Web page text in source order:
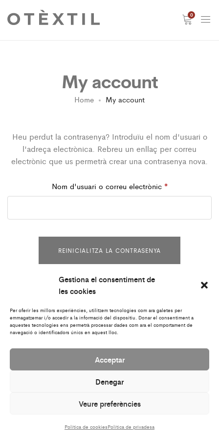
Gestiona el consentiment de
les cookies
Per oferir les millors experiències, utilitzem tecnologies com ara galetes per
emmagatzemar i/o accedir a la informació del dispositiu. Donar el consentiment a
aquestes tecnologies ens permetrà processar dades com ara el comportament de
navegació o identificadors únics en aquest lloc.
Acceptar
Denegar
Veure preferències
Política de cookiesPolítica de privadesa
0
My account
Home My account
Heu perdut la contrasenya? Introduïu el nom d'usuari o
l'adreça electrònica. Rebreu un enllaç per correu
electrònic que us permetrà crear una contrasenya nova.
Nom d'usuari o correu electrònic *Obligatori
REINICIALITZA LA CONTRASENYA
privadesa|FAQ|Care|Contacte|Newsletter